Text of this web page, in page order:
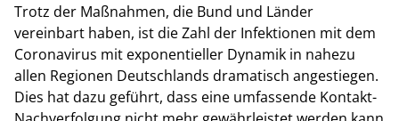
Trotz der Maßnahmen, die Bund und Länder
vereinbart haben, ist die Zahl der Infektionen mit dem
Coronavirus mit exponentieller Dynamik in nahezu
allen Regionen Deutschlands dramatisch angestiegen.
Dies hat dazu geführt, dass eine umfassende Kontakt-